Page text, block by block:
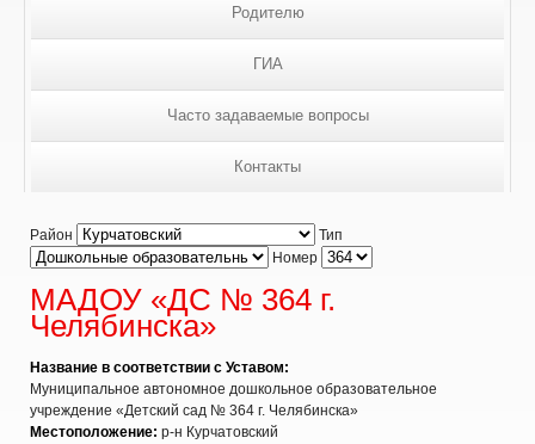
Родителю
ГИА
Часто задаваемые вопросы
Контакты
Район
Тип
Номер
МАДОУ «ДС № 364 г.
Челябинска»
Название в соответствии с Уставом:
Муниципальное автономное дошкольное образовательное
учреждение «Детский сад № 364 г. Челябинска»
Местоположение: р-н Курчатовский